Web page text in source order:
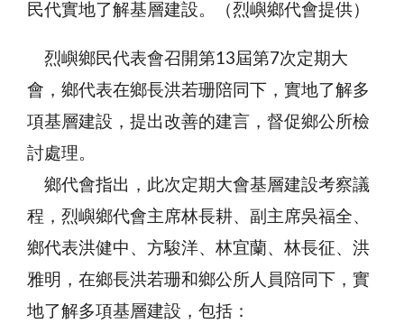
民代實地了解基層建設。（烈嶼鄉代會提供）
烈嶼鄉民代表會召開第13屆第7次定期大
會，鄉代表在鄉長洪若珊陪同下，實地了解多
項基層建設，提出改善的建言，督促鄉公所檢
討處理。
鄉代會指出，此次定期大會基層建設考察議
程，烈嶼鄉代會主席林長耕、副主席吳福全、
鄉代表洪健中、方駿洋、林宜蘭、林長征、洪
雅明，在鄉長洪若珊和鄉公所人員陪同下，實
地了解多項基層建設，包括：